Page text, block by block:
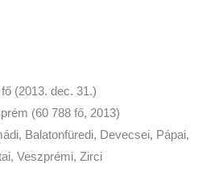
(2013. dec. 31.)
(60 788 fő, 2013)
Balatonfüredi, Devecsei, Pápai,
Veszprémi, Zirci